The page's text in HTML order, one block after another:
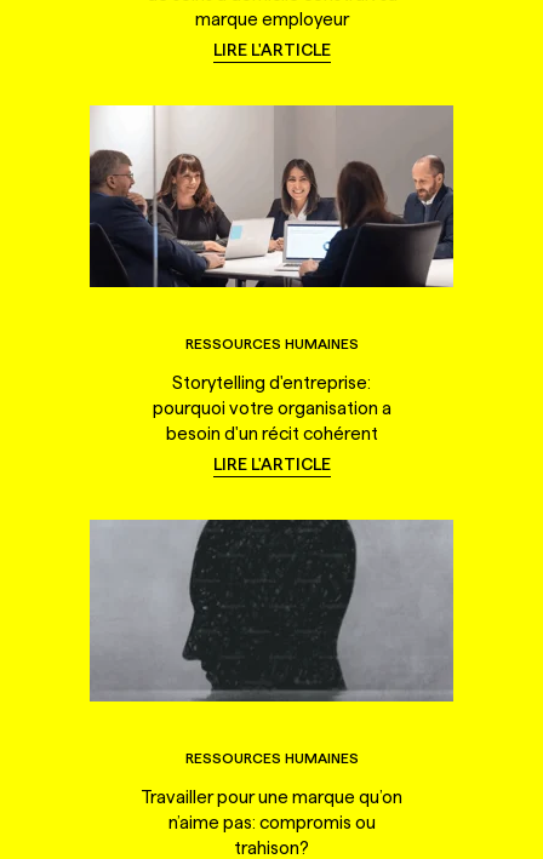
marque employeur
LIRE L'ARTICLE
RESSOURCES HUMAINES
Storytelling d'entreprise:
pourquoi votre organisation a
besoin d'un récit cohérent
LIRE L'ARTICLE
RESSOURCES HUMAINES
Travailler pour une marque qu’on
n’aime pas: compromis ou
trahison?